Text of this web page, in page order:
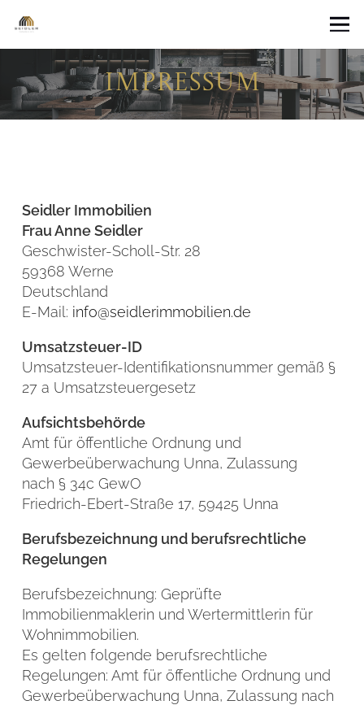
Impressum
Seidler Immobilien
Frau Anne Seidler
Geschwister-Scholl-Str. 28
59368 Werne
Deutschland
E-Mail: info@seidlerimmobilien.de
Umsatzsteuer-ID
Umsatzsteuer-Identifikationsnummer gemäß §
27 a Umsatzsteuergesetz
Aufsichtsbehörde
Amt für öffentliche Ordnung und
Gewerbeüberwachung Unna, Zulassung
nach § 34c GewO
Friedrich-Ebert-Straße 17, 59425 Unna
Berufsbezeichnung und berufsrechtliche
Regelungen
Berufsbezeichnung: Geprüfte
Immobilienmaklerin und Wertermittlerin für
Wohnimmobilien.
Es gelten folgende berufsrechtliche
Regelungen: Amt für öffentliche Ordnung und
Gewerbeüberwachung Unna, Zulassung nach